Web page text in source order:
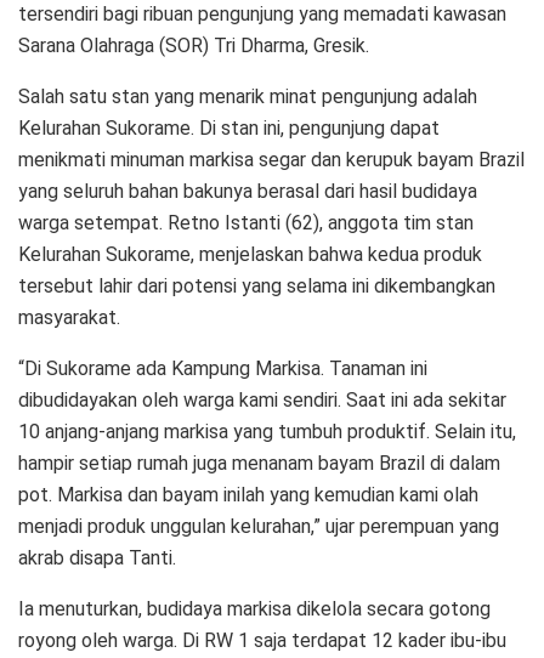
tersendiri bagi ribuan pengunjung yang memadati kawasan
Sarana Olahraga (SOR) Tri Dharma, Gresik.
Salah satu stan yang menarik minat pengunjung adalah
Kelurahan Sukorame. Di stan ini, pengunjung dapat
menikmati minuman markisa segar dan kerupuk bayam Brazil
yang seluruh bahan bakunya berasal dari hasil budidaya
warga setempat. Retno Istanti (62), anggota tim stan
Kelurahan Sukorame, menjelaskan bahwa kedua produk
tersebut lahir dari potensi yang selama ini dikembangkan
masyarakat.
“Di Sukorame ada Kampung Markisa. Tanaman ini
dibudidayakan oleh warga kami sendiri. Saat ini ada sekitar
10 anjang-anjang markisa yang tumbuh produktif. Selain itu,
hampir setiap rumah juga menanam bayam Brazil di dalam
pot. Markisa dan bayam inilah yang kemudian kami olah
menjadi produk unggulan kelurahan,” ujar perempuan yang
akrab disapa Tanti.
Ia menuturkan, budidaya markisa dikelola secara gotong
royong oleh warga. Di RW 1 saja terdapat 12 kader ibu-ibu